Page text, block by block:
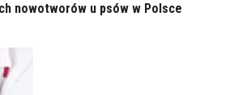
nowotworów u psów w Polsce